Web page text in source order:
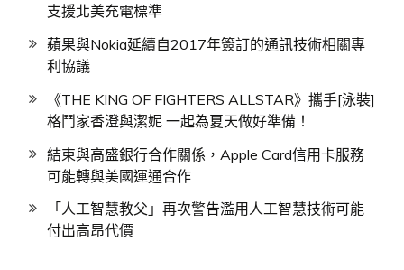
支援北美充電標準
蘋果與Nokia延續自2017年簽訂的通訊技術相關專
利協議
《THE KING OF FIGHTERS ALLSTAR》攜手[泳裝]
格鬥家香澄與潔妮 一起為夏天做好準備！
結束與高盛銀行合作關係，Apple Card信用卡服務
可能轉與美國運通合作
「人工智慧教父」再次警告濫用人工智慧技術可能
付出高昂代價